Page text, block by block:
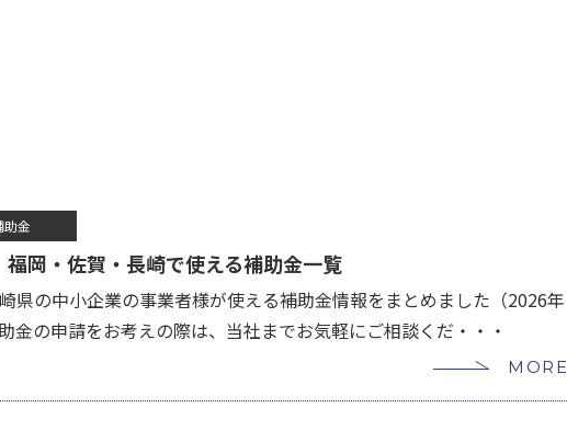
助金
福岡・佐賀・長崎で使える補助金一覧
県の中小企業の事業者様が使える補助金情報をまとめました（2026年
金の申請をお考えの際は、当社までお気軽にご相談くだ・・・
MORE